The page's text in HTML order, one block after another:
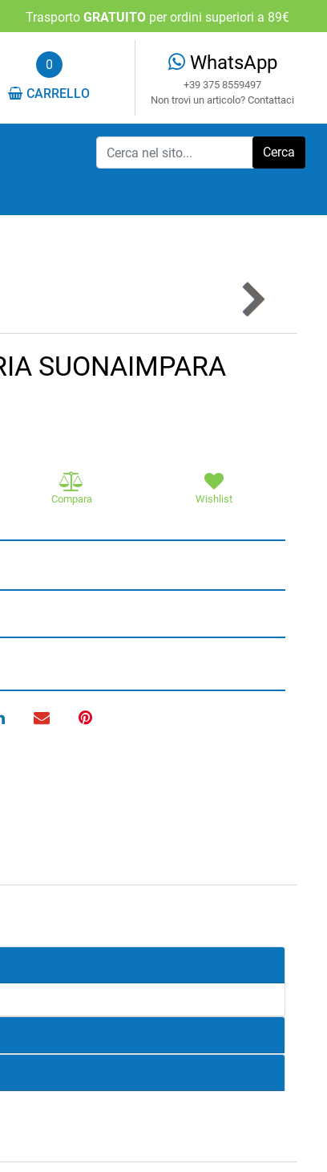
Trasporto GRATUITO per ordini superiori a 89€
0
CARRELLO
WhatsApp
+39 375 8559497
Non trovi un articolo? Contattaci
SUONAIMPARA
Compara Wishlist